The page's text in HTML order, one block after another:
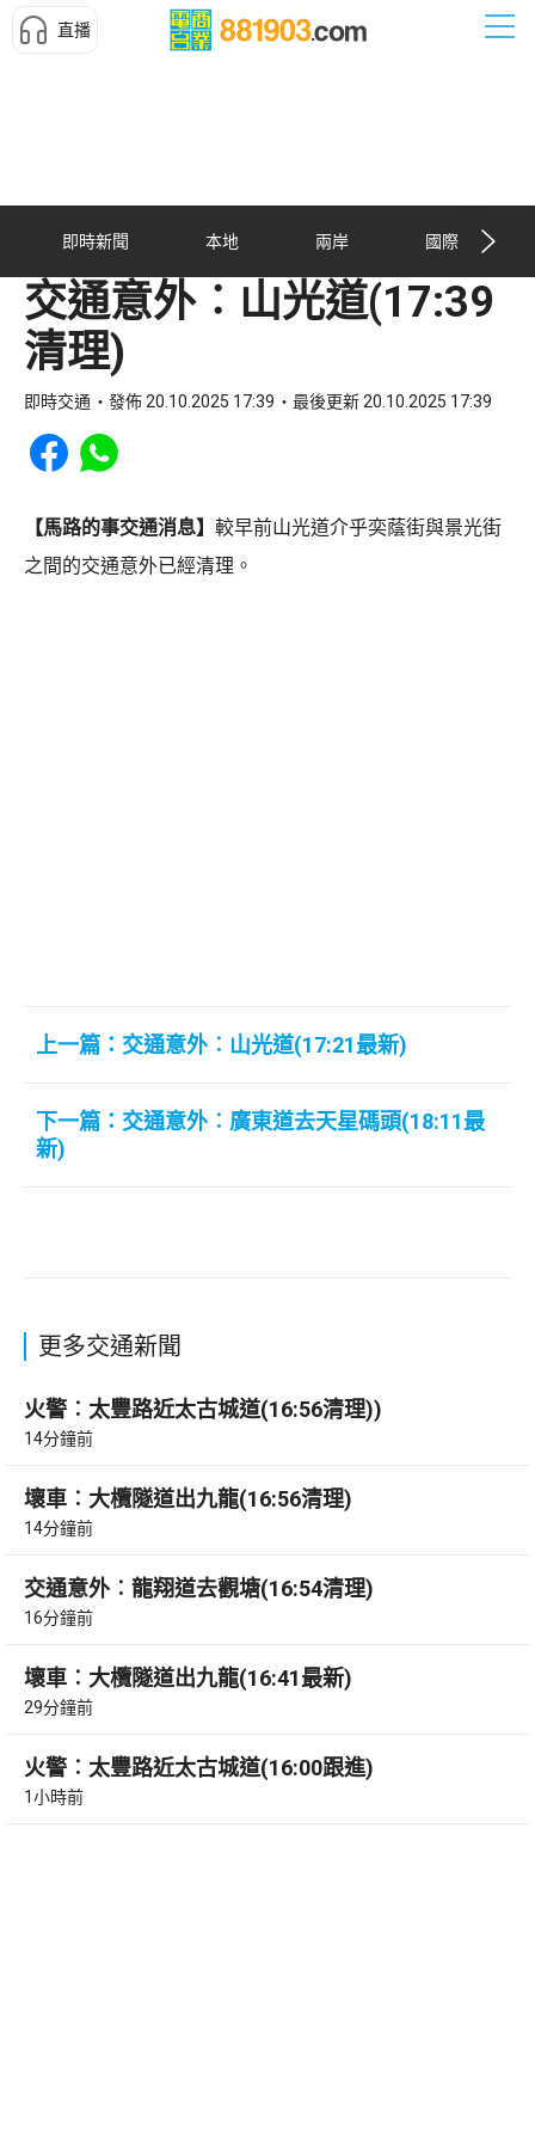
直播
即時新聞 本地 兩岸 國際
交通意外︰山光道(17:39
清理)
即時交通 發佈 20.10.2025 17:39 最後更新 20.10.2025 17:39
Share to Facebook
Share to WhatsApp
【馬路的事交通消息】 較早前山光道介乎奕蔭街與景光街
之間的交通意外已經清理。
上一篇：交通意外︰山光道(17:21最新)
下一篇：交通意外︰廣東道去天星碼頭(18:11最
新)
更多交通新聞
火警︰太豐路近太古城道(16:56清理))
14分鐘前
壞車︰大欖隧道出九龍(16:56清理)
14分鐘前
交通意外︰龍翔道去觀塘(16:54清理)
16分鐘前
壞車︰大欖隧道出九龍(16:41最新)
29分鐘前
火警︰太豐路近太古城道(16:00跟進)
1小時前